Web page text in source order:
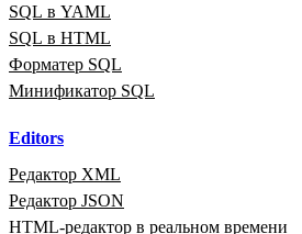
SQL в YAML
SQL в HTML
Форматер SQL
Минификатор SQL
Editors
Редактор XML
Редактор JSON
HTML‑редактор в реальном времени